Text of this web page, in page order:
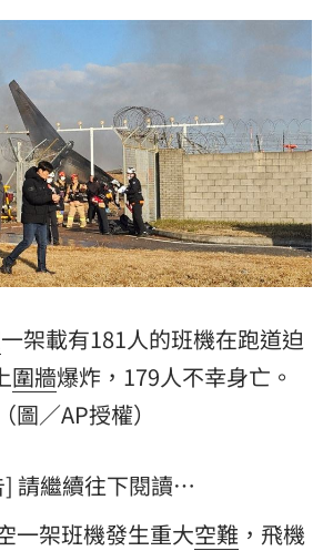
一架載有181人的班機在跑道迫
圍牆爆炸，179人不幸身亡。
（圖／AP授權）
] 請繼續往下閱讀…
一架班機發生重大空難 ，飛機